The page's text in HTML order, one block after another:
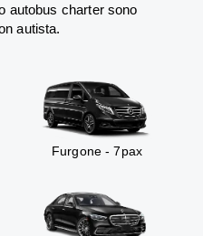
autobus charter sono
autista.
Furgone - 7pax